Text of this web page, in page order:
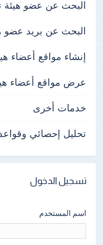
البحث عن عضو
البحث عن بريد عضو
إنشاء مواقع أعضاء
عرض مواقع أعضاء
خدمات أخرى
تحليل إحصائي وقواعد
تسجيل الدخول
اسم المستخدم